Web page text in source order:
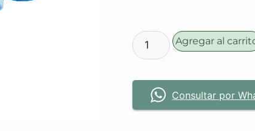
Agregar al
Consultar por